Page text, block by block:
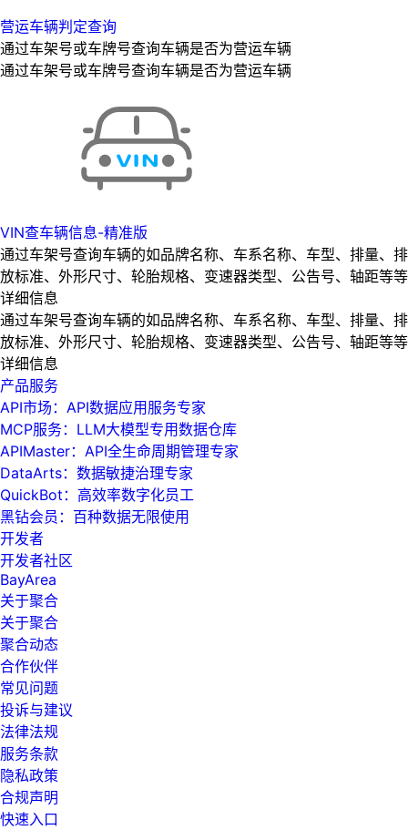
营运车辆判定查询
通过车架号或车牌号查询车辆是否为营运车辆
通过车架号或车牌号查询车辆是否为营运车辆
VIN查车辆信息-精准版
通过车架号查询车辆的如品牌名称、车系名称、车型、排量、排
放标准、外形尺寸、轮胎规格、变速器类型、公告号、轴距等等
详细信息
通过车架号查询车辆的如品牌名称、车系名称、车型、排量、排
放标准、外形尺寸、轮胎规格、变速器类型、公告号、轴距等等
详细信息
产品服务
API市场：API数据应用服务专家
MCP服务：LLM大模型专用数据仓库
APIMaster：API全生命周期管理专家
DataArts：数据敏捷治理专家
QuickBot：高效率数字化员工
黑钻会员：百种数据无限使用
开发者
开发者社区
BayArea
关于聚合
关于聚合
聚合动态
合作伙伴
常见问题
投诉与建议
法律法规
服务条款
隐私政策
合规声明
快速入口